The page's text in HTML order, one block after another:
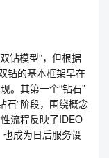
钻模型”，但根据
钻的基本框架早在
。其第一个“钻石”
石”阶段，围绕概念
流程反映了IDEO
成为日后服务设